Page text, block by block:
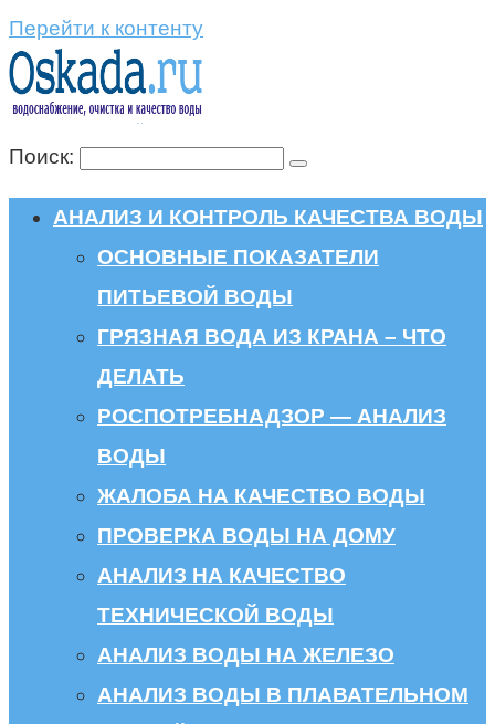
Перейти к контенту
Поиск:
АНАЛИЗ И КОНТРОЛЬ КАЧЕСТВА ВОДЫ
ОСНОВНЫЕ ПОКАЗАТЕЛИ
ПИТЬЕВОЙ ВОДЫ
ГРЯЗНАЯ ВОДА ИЗ КРАНА – ЧТО
ДЕЛАТЬ
РОСПОТРЕБНАДЗОР — АНАЛИЗ
ВОДЫ
ЖАЛОБА НА КАЧЕСТВО ВОДЫ
ПРОВЕРКА ВОДЫ НА ДОМУ
АНАЛИЗ НА КАЧЕСТВО
ТЕХНИЧЕСКОЙ ВОДЫ
АНАЛИЗ ВОДЫ НА ЖЕЛЕЗО
АНАЛИЗ ВОДЫ В ПЛАВАТЕЛЬНОМ